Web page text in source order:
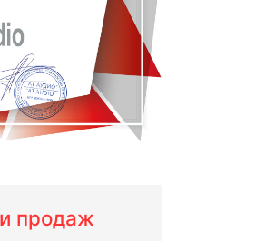
продаж